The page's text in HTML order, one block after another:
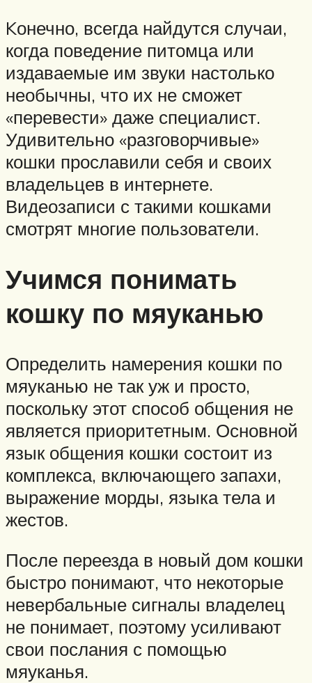
Kонечно, всегда найдутся случаи,
когда поведение питомца или
издаваемые им звуки настолько
необычны, что их не сможет
«перевести» даже специалист.
Удивительно «разговорчивые»
кошки прославили себя и своих
владельцев в интернете.
Видеозаписи с такими кошками
смотрят многие пользователи.
Учимся понимать
кошку по мяуканью
Определить намерения кошки по
мяуканью не так уж и просто,
поскольку этот способ общения не
является приоритетным. Основной
язык общения кошки состоит из
комплекса, включающего запахи,
выражение морды, языка тела и
жестов.
После переезда в новый дом кошки
быстро понимают, что некоторые
невербальные сигналы владелец
не понимает, поэтому усиливают
свои послания с помощью
мяуканья.